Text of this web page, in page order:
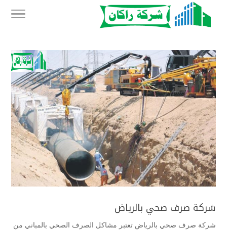
شركة صرف صحي بالرياض
شركة صرف صحي بالرياض تعتبر مشاكل الصرف الصحي بالمباني من